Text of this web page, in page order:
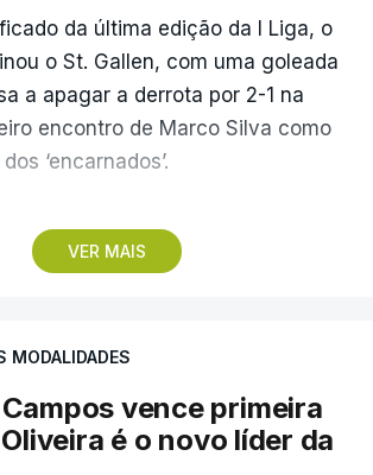
VER MAIS
da última edição da I Liga, o
o St. Gallen, com uma goleada
a apagar a derrota por 2-1 na
encontro de Marco Silva como
‘encarnados’.
vão ter agora o vice-
que tem o português Cláudio
pelos austríacos do Sturm
de 6-0.
o Benfica vai encontrar outra
MODALIDADES
vence primeira
é o novo líder da